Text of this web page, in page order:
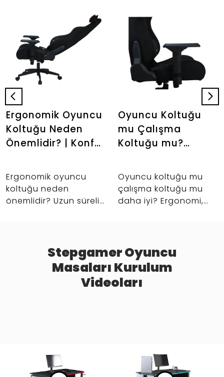
Ergonomik Oyuncu
Koltuğu Neden
Önemlidir? | Konfor
Stepgamer
Ergonomik oyuncu
koltuğu neden
önemlidir? Uzun süreli
verimli setup için
rehberi inceleyin.
Oyuncu Koltuğu
mu Çalışma
Koltuğu mu?
Mantıklı? |
Stepgamer
Oyuncu koltuğu mu
çalışma koltuğu mu
daha iyi? Ergonomi,
koltuk seçimi rehberi.
Stepgamer Oyuncu
Masaları Kurulum
Videoları